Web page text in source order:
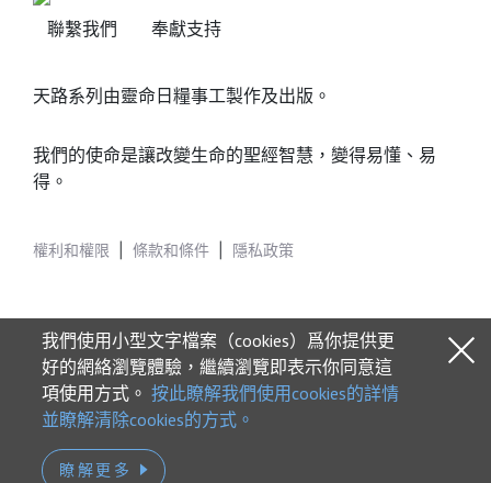
聯繫我們 奉獻支持
天路系列由靈命日糧事工製作及出版。
我們的使命是讓改變生命的聖經智慧，變得易懂、易
得。
權利和權限 條款和條件 隱私政策
© 2026 Our Daily Bread Ministries
我們使用小型文字檔案（cookies）爲你提供更
好的網絡瀏覽體驗，繼續瀏覽即表示你同意這
項使用方式。 按此瞭解我們使用cookies的詳情
並瞭解清除cookies的方式。
瞭解更多